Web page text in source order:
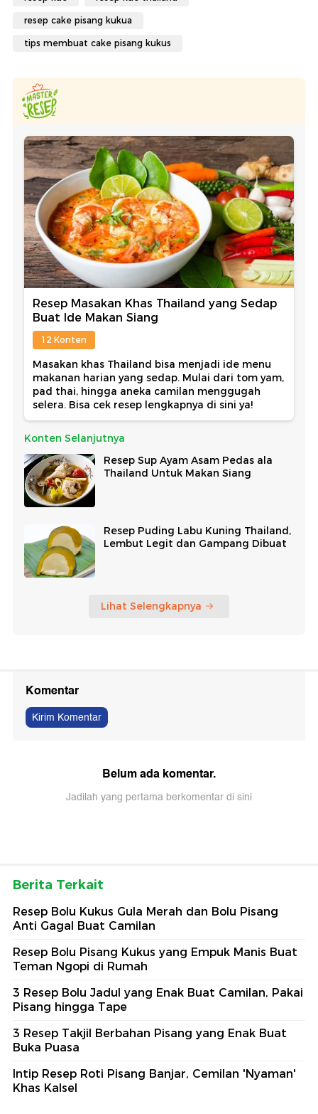
resep cake pisang kukua
tips membuat cake pisang kukus
Resep Masakan Khas Thailand yang Sedap
Buat Ide Makan Siang
12 Konten
Masakan khas Thailand bisa menjadi ide menu
makanan harian yang sedap. Mulai dari tom yam,
pad thai, hingga aneka camilan menggugah
selera. Bisa cek resep lengkapnya di sini ya!
Konten Selanjutnya
Resep Sup Ayam Asam Pedas ala
Thailand Untuk Makan Siang
Resep Puding Labu Kuning Thailand,
Lembut Legit dan Gampang Dibuat
Lihat Selengkapnya
Komentar
Kirim Komentar
Belum ada komentar.
Jadilah yang pertama berkomentar di sini
Berita Terkait
Resep Bolu Kukus Gula Merah dan Bolu Pisang
Anti Gagal Buat Camilan
Resep Bolu Pisang Kukus yang Empuk Manis Buat
Teman Ngopi di Rumah
3 Resep Bolu Jadul yang Enak Buat Camilan, Pakai
Pisang hingga Tape
3 Resep Takjil Berbahan Pisang yang Enak Buat
Buka Puasa
Intip Resep Roti Pisang Banjar, Cemilan 'Nyaman'
Khas Kalsel